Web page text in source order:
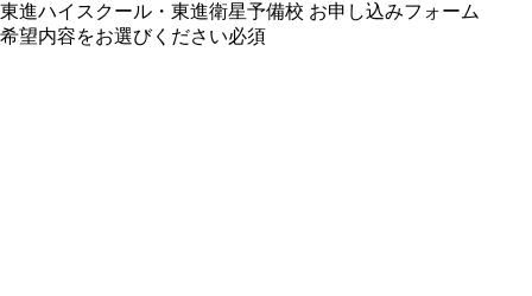
東進ハイスクール・東進衛星予備校 お申し込みフォーム
希望内容をお選びください必須